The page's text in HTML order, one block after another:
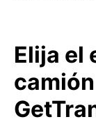
Elija el